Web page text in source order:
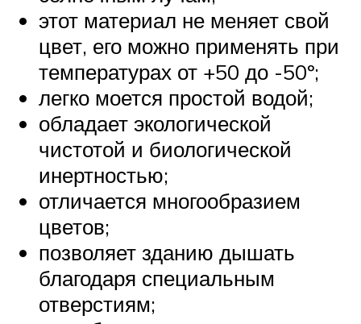
этот материал не меняет свой
цвет, его можно применять при
температурах от +50 до -50º;
легко моется простой водой;
обладает экологической
чистотой и биологической
инертностью;
отличается многообразием
цветов;
позволяет зданию дышать
благодаря специальным
отверстиям;